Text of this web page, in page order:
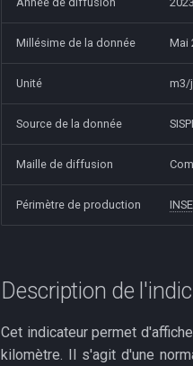
Millésime de la donnée Mai
Unité m3/
Source de la donnée
Maille de diffusion
Périmètre de production
Description de
Cet indicateur permet
kilomètre. Il s'agit d'une